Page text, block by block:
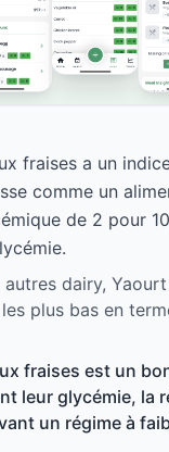
fraises a un
comme un
de 2 pour
dairy,
plus bas en
fraises est un
leur glycémie, la
un régime à